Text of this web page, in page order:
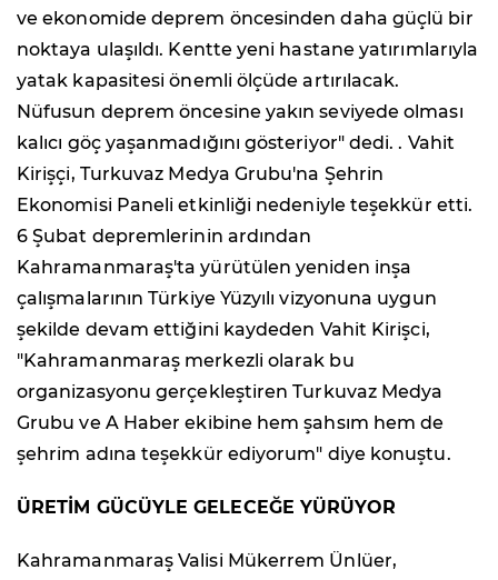
ve ekonomide deprem öncesinden daha güçlü bir
noktaya ulaşıldı. Kentte yeni hastane yatırımlarıyla
yatak kapasitesi önemli ölçüde artırılacak.
Nüfusun deprem öncesine yakın seviyede olması
kalıcı göç yaşanmadığını gösteriyor" dedi. . Vahit
Kirişçi, Turkuvaz Medya Grubu'na Şehrin
Ekonomisi Paneli etkinliği nedeniyle teşekkür etti.
6 Şubat depremlerinin ardından
Kahramanmaraş'ta yürütülen yeniden inşa
çalışmalarının Türkiye Yüzyılı vizyonuna uygun
şekilde devam ettiğini kaydeden Vahit Kirişci,
"Kahramanmaraş merkezli olarak bu
organizasyonu gerçekleştiren Turkuvaz Medya
Grubu ve A Haber ekibine hem şahsım hem de
şehrim adına teşekkür ediyorum" diye konuştu.
ÜRETİM GÜCÜYLE GELECEĞE YÜRÜYOR
Kahramanmaraş Valisi Mükerrem Ünlüer,